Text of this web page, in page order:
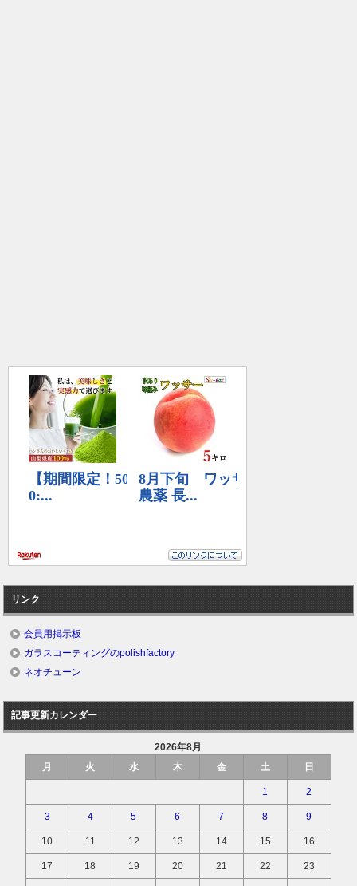
リンク
会員用掲示板
ガラスコーティングのpolishfactory
ネオチューン
記事更新カレンダー
2026年8月
月
火 水 木 金 土 日
1 2
3 4 5 6 7 8 9
10 11 12 13 14 15 16
17 18 19 20 21 22 23